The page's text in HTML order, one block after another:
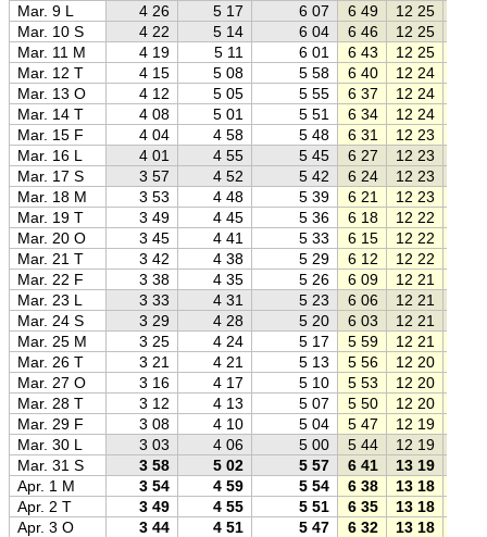
Mar. 9 L
4 26 5 17 6 07 6 49 12 25
Mar. 10 S
4 22 5 14 6 04 6 46 12 25
Mar. 11 M
4 19 5 11 6 01 6 43 12 25
Mar. 12 T
4 15 5 08 5 58 6 40 12 24
Mar. 13 O
4 12 5 05 5 55 6 37 12 24
Mar. 14 T
4 08 5 01 5 51 6 34 12 24
Mar. 15 F
4 04 4 58 5 48 6 31 12 23
Mar. 16 L
4 01 4 55 5 45 6 27 12 23
Mar. 17 S
3 57 4 52 5 42 6 24 12 23
Mar. 18 M
3 53 4 48 5 39 6 21 12 23
Mar. 19 T
3 49 4 45 5 36 6 18 12 22
Mar. 20 O
3 45 4 41 5 33 6 15 12 22
Mar. 21 T
3 42 4 38 5 29 6 12 12 22
Mar. 22 F
3 38 4 35 5 26 6 09 12 21
Mar. 23 L
3 33 4 31 5 23 6 06 12 21
Mar. 24 S
3 29 4 28 5 20 6 03 12 21
Mar. 25 M
3 25 4 24 5 17 5 59 12 21
Mar. 26 T
3 21 4 21 5 13 5 56 12 20
Mar. 27 O
3 16 4 17 5 10 5 53 12 20
Mar. 28 T
3 12 4 13 5 07 5 50 12 20
Mar. 29 F
3 08 4 10 5 04 5 47 12 19
Mar. 30 L
3 03 4 06 5 00 5 44 12 19
Mar. 31 S
3 58 5 02 5 57 6 41 13 19
Apr. 1 M
3 54 4 59 5 54 6 38 13 18
Apr. 2 T
3 49 4 55 5 51 6 35 13 18
Apr. 3 O
3 44 4 51 5 47 6 32 13 18